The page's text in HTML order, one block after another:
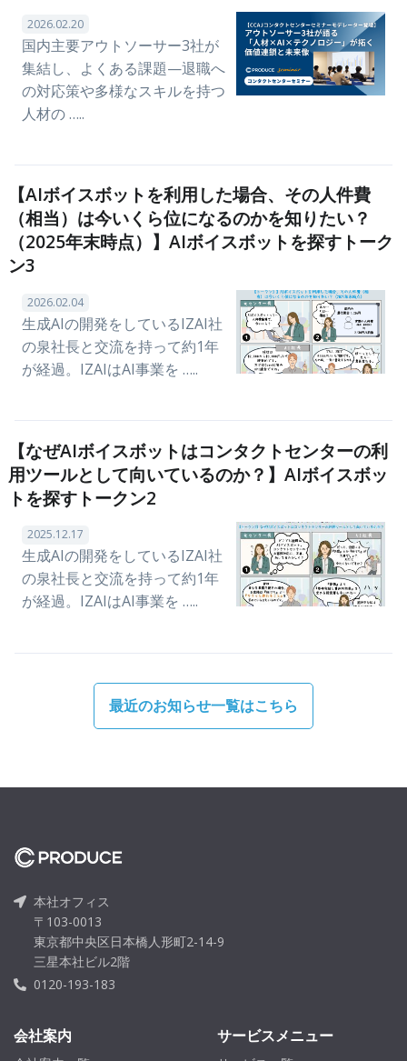
2026.02.20
国内主要アウトソーサー3社が
集結し、よくある課題—退職へ
の対応策や多様なスキルを持つ
人材の …..
【AIボイスボットを利用した場合、その人件費
（相当）は今いくら位になるのかを知りたい？
（2025年末時点）】AIボイスボットを探すトーク
ン3
2026.02.04
生成AIの開発をしているIZAI社
の泉社長と交流を持って約1年
が経過。IZAIはAI事業を …..
【なぜAIボイスボットはコンタクトセンターの利
用ツールとして向いているのか？】AIボイスボッ
トを探すトークン2
2025.12.17
生成AIの開発をしているIZAI社
の泉社長と交流を持って約1年
が経過。IZAIはAI事業を …..
最近のお知らせ一覧はこちら
本社オフィス
〒103-0013
東京都中央区日本橋人形町2-14-9
三星本社ビル2階
0120-193-183
会社案内 サービスメニュー